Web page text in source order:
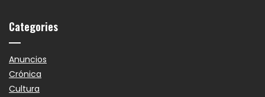
Categories
Anuncios
Crónica
Cultura